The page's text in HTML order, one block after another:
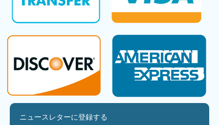
ニュースレターに登録する